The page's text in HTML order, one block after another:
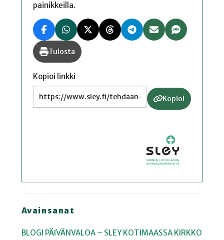
painikkeilla.
Tulosta
Kopioi linkki
Kopioi
Avainsanat
BLOGI PÄIVÄNVALOA – SLEY KOTIMAASSA KIRKKO